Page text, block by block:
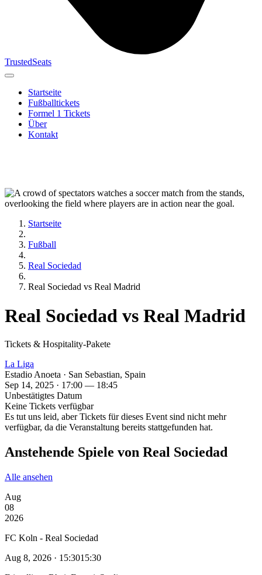
TrustedSeats
Startseite
Fußballtickets
Formel 1 Tickets
Über
Kontakt
Startseite
Fußball
Real Sociedad
Real Sociedad vs Real Madrid
Real Sociedad vs Real Madrid
Tickets & Hospitality-Pakete
La Liga
Estadio Anoeta · San Sebastian, Spain
Sep 14, 2025 · 17:00 — 18:45
Unbestätigtes Datum
Keine Tickets verfügbar
Es tut uns leid, aber Tickets für dieses Event sind nicht mehr
verfügbar, da die Veranstaltung bereits stattgefunden hat.
Anstehende Spiele von Real Sociedad
Alle ansehen
Aug
08
2026
FC Koln - Real Sociedad
Aug 8, 2026 · 15:3015:30